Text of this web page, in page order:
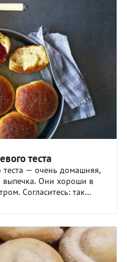
теста
— очень домашняя,
выпечка. Они хороши в
Согласитесь: так
...